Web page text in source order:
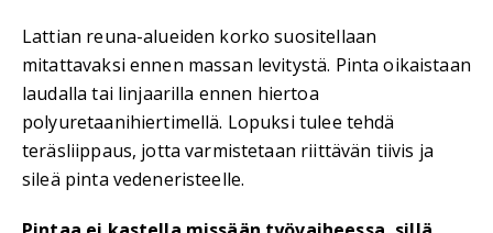
Lattian reuna-alueiden korko suositellaan
mitattavaksi ennen massan levitystä. Pinta oikaistaan
laudalla tai linjaarilla ennen hiertoa
polyuretaanihiertimellä. Lopuksi tulee tehdä
teräsliippaus, jotta varmistetaan riittävän tiivis ja
sileä pinta vedeneristeelle.